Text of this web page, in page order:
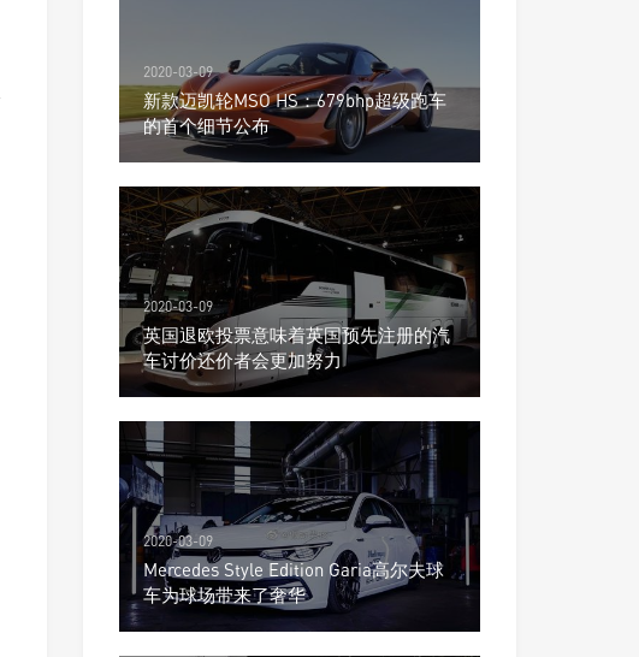
2020-03-09
新款迈凯轮MSO HS：679bhp超级跑车
的首个细节公布
2020-03-09
英国退欧投票意味着英国预先注册的汽
车讨价还价者会更加努力
2020-03-09
Mercedes Style Edition Garia高尔夫球
车为球场带来了奢华